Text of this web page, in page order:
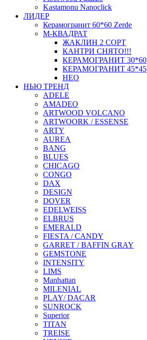
Kastamonu Nanoclick
ЛИДЕР
Керамогранит 60*60 Zerde
М-КВАДРАТ
ЖАКЛИН 2 СОРТ
КАНТРИ СНЯТО!!!
КЕРАМОГРАНИТ 30*60
КЕРАМОГРАНИТ 45*45
НЕО
НЬЮ ТРЕНД
ADELE
AMADEO
ARTWOOD VOLCANO
ARTWOORK / ESSENSE
ARTY
AUREA
BANG
BLUES
CHICAGO
CONGO
DAX
DESIGN
DOVER
EDELWEISS
ELBRUS
EMERALD
FIESTA / CANDY
GARRET / BAFFIN GRAY
GEMSTONE
INTENSITY
LIMS
Manhattan
MILENIAL
PLAY/ DACAR
SUNROCK
Superior
TITAN
TREISE